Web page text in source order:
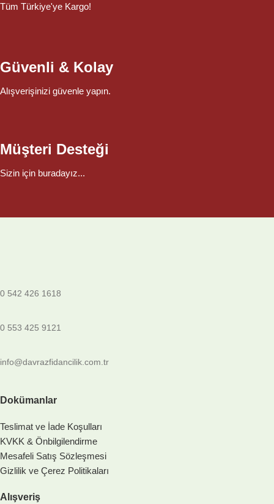
Tüm Türkiye'ye Kargo!
Güvenli & Kolay
Alışverişinizi güvenle yapın.
Müşteri Desteği
Sizin için buradayız...
0 542 426 1618
0 553 425 9121
info@davrazfidancilik.com.tr
Dokümanlar
Teslimat ve İade Koşulları
KVKK & Önbilgilendirme
Mesafeli Satış Sözleşmesi
Gizlilik ve Çerez Politikaları
Alışveriş